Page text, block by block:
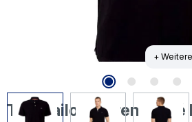
+
Tom Tailor Herren